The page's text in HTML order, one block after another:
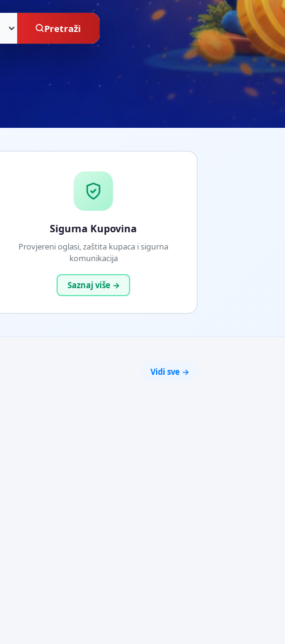
Pretraži
Sigurna Kupovina
Provjereni oglasi, zaštita kupaca i sigurna
komunikacija
Saznaj više →
Vidi sve →